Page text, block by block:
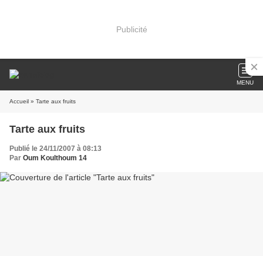
Publicité
MENU
Accueil » Tarte aux fruits
Tarte aux fruits
Publié le 24/11/2007 à 08:13
Par Oum Koulthoum 14